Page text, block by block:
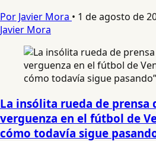
Por Javier Mora • 1 de agosto de
Javier Mora
La insólita rueda de prensa
verguenza en el fútbol de
cómo todavía sigue